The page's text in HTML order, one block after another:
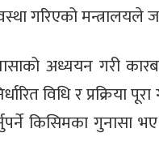
गरिएको मन्त्रालयले
अध्ययन गरी
विधि र प्रक्रिया
किसिमका